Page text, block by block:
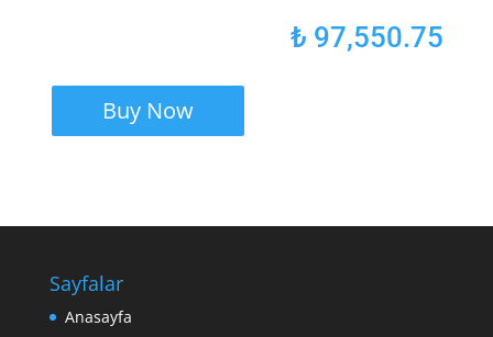
₺ 97,550.75
Buy Now
Sayfalar
Anasayfa